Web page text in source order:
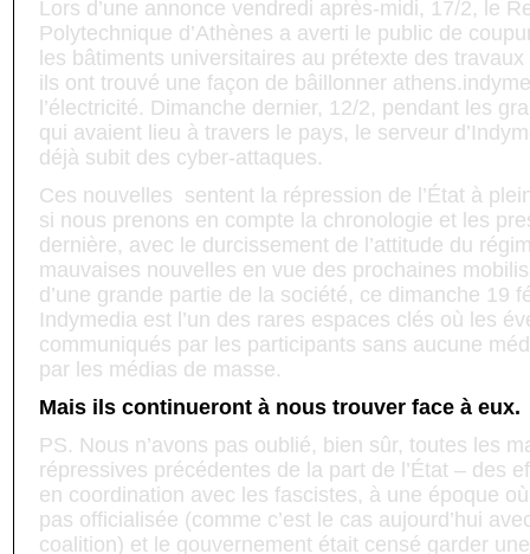
Lors d’une annonce vendredi après-midi, 17/2, le
Polytechnique d’Athènes a averti le public de
les bâtiments universitaires au prétexte des
ils ont trouvé une façon de bâillonner
l’électricité. Dimanche dernier, 12/2, pendant les
qui avaient lieu à travers le pays, le serveur
déjà subit des cyber-attaques.
Ces nouvelles sentent la répression de l’État à
si nous prenons en compte la chronologie et les
dernière, avec le durcissement de l’attitude du
mauvaises nouvelles en vue des prochaines
d’une grande partie de la société, ce dimanche 19
Indymedia est l’un des rares espaces clés où les
communiqués par les participants sans aucune
par les médias de masse.
Mais ils continueront à nous trouver face à eux.
PS. Nous n’avons pas oublié, bien sûr, toutes les
répressives précédentes de la part de l’État – des
en coordination avec les fascistes, à une époque
pas officialisée (comme c’est le cas aujourd’hui
coalition) et le gouvernement était censé garder